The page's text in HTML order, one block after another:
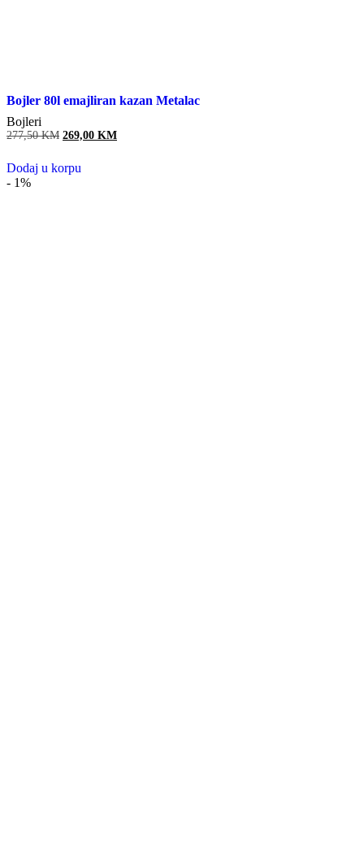
Bojler 80l emajliran kazan Metalac
Bojleri
277,50KM Original
277,50 KM.
269,00 KMCurrent
Dodaj u korpu
- 1%